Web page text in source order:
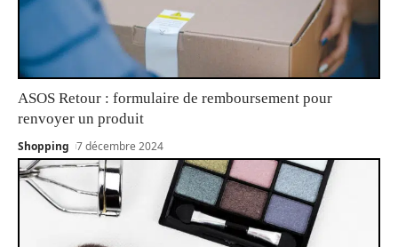
ASOS Retour : formulaire de remboursement pour
renvoyer un produit
Shopping 7 décembre 2024